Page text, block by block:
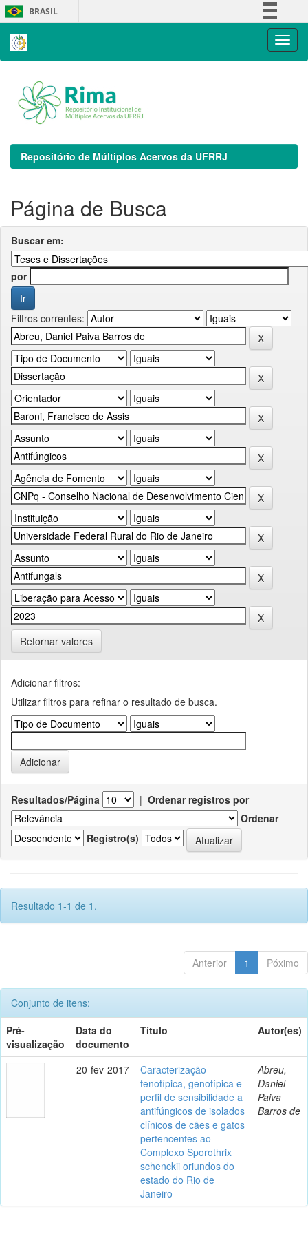
Skip
navigation
BRASIL
Repositório de Múltiplos Acervos da UFRRJ
Página de Busca
Buscar em:
por
Filtros correntes:
Retornar valores
Adicionar filtros:
Utilizar filtros para refinar o resultado de busca.
Resultados/Página | Ordenar registros por
Ordenar
Registro(s)
Resultado 1-1 de 1.
Anterior 1 Póximo
Conjunto de itens:
Pré-
visualização
Data do
documento
Título Autor(es)
20-fev-2017
Caracterização
fenotípica, genotípica e
perfil de sensibilidade a
antifúngicos de isolados
clínicos de cães e gatos
pertencentes ao
Complexo Sporothrix
schenckii oriundos do
estado do Rio de
Janeiro
Abreu,
Daniel
Paiva
Barros de